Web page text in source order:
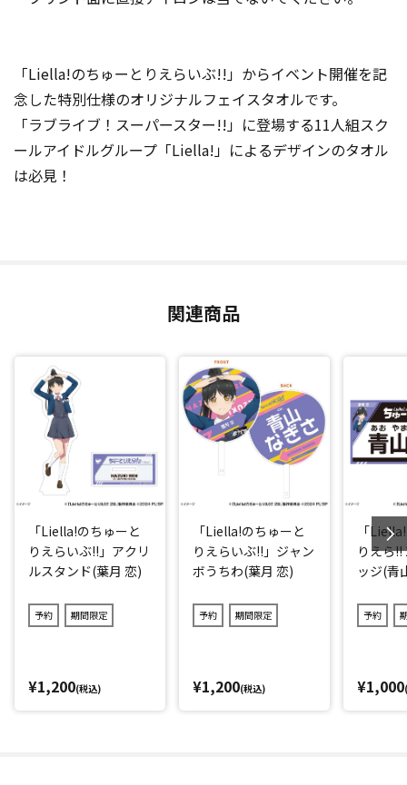
「Liella!のちゅーとりえらいぶ!!」からイベント開催を記
念した特別仕様のオリジナルフェイスタオルです。
「ラブライブ！スーパースター!!」に登場する11人組スク
ールアイドルグループ「Liella!」によるデザインのタオル
は必見！
関連商品
「Liella!のちゅーと
りえらいぶ!!」アクリ
ルスタンド(葉月 恋)
予約 期間限定
¥1,200(税込)
「Liella!のちゅーと
りえらいぶ!!」ジャン
ボうちわ(葉月 恋)
予約 期間限定
¥1,200(税込)
「
りえら
ッジ(青
予約
¥1,000